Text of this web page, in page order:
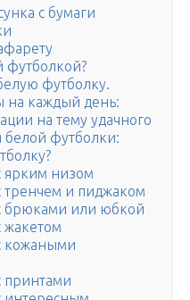
с бумаги
футболкой?
футболку.
на каждый день:
на тему удачного
футболки:
ярким низом
тренчем и пиджаком
брюками или юбкой
жакетом
кожаными
принтами